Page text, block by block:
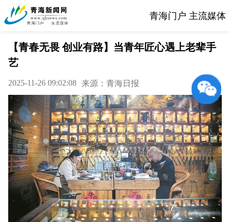
青海门户 主流媒体
【青春无畏 创业有路】当青年匠心遇上老辈手
艺
2025-11-26 09:02:08 来源：青海日报